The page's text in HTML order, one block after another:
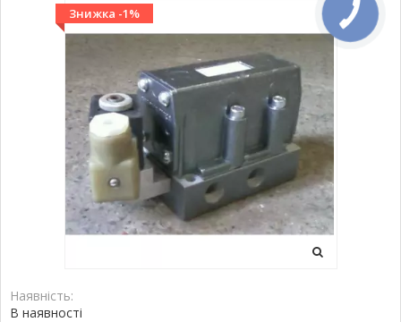
Знижка -1%
Наявність:
В наявності